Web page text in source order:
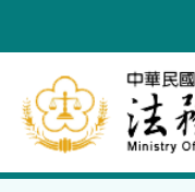
到
要
內
容